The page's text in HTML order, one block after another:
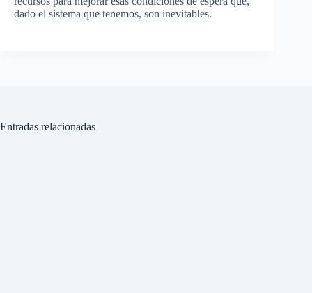
dado el sistema que tenemos, son inevitables.
Entradas relacionadas